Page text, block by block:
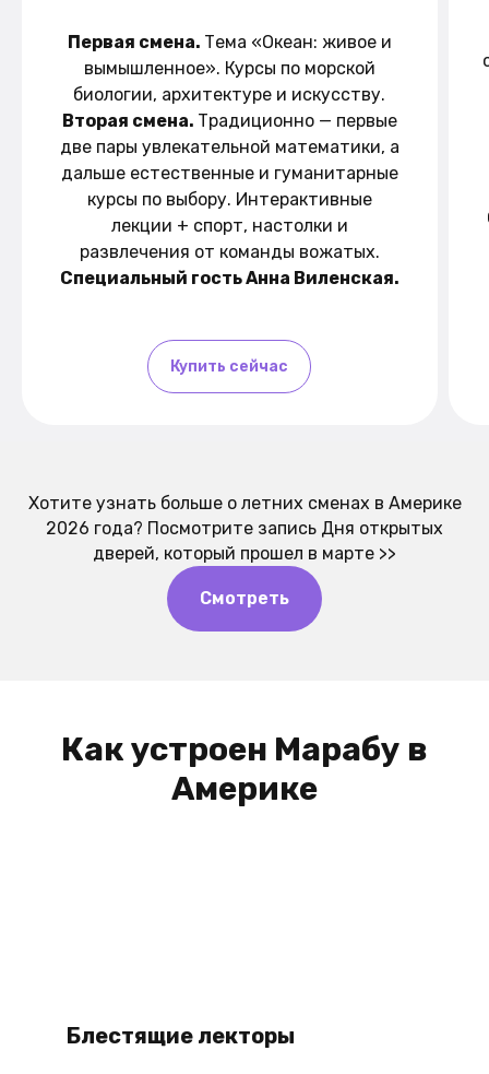
Первая смена. Тема «Океан: живое и
вымышленное». Курсы по морской
биологии, архитектуре и искусству.
Вторая смена. Традиционно — первые
две пары увлекательной математики, а
дальше естественные и гуманитарные
курсы по выбору. Интерактивные
лекции + спорт, настолки и
развлечения от команды вожатых.
Специальный гость Анна Виленская.
Купить сейчас
Хотите узнать больше о летних сменах в Америке
2026 года? Посмотрите запись Дня открытых
дверей, который прошел в марте >>
Смотреть
Как устроен Марабу в
Америке
Блестящие лекторы